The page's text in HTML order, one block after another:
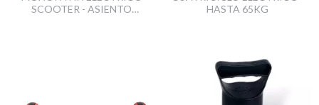
SCOOTER - ASIENTO
HASTA 65KG